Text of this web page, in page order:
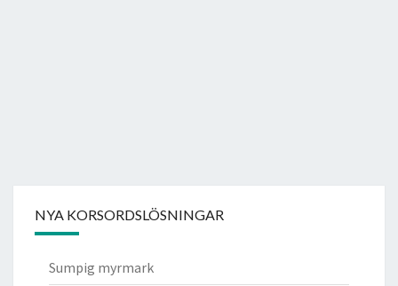
NYA KORSORDSLÖSNINGAR
Sumpig myrmark